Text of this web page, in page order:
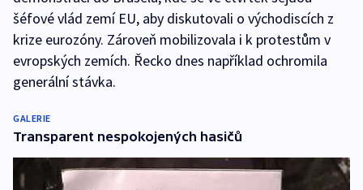
šéfové vlád zemí EU, aby diskutovali o východiscích z
krize eurozóny. Zároveň mobilizovala i k protestům v
evropských zemích. Řecko dnes například ochromila
generální stávka.
GALERIE
Transparent nespokojených hasičů